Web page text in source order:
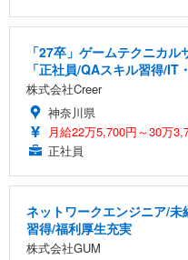
「27卒」ゲームテクニカ
「正社員/QAスキル習得/IT
株式会社Creer
神奈川県
月給22万5,700円～30万
正社員
ネットワークエンジニア/
習得/福利厚生充実
株式会社GUM